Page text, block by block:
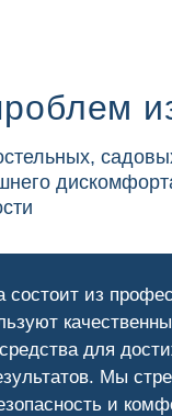
из
для
Мы
и